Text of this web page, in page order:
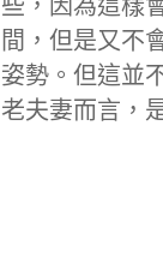
些，因為這樣
間，但是又不
姿勢。但這並
老夫妻而言，